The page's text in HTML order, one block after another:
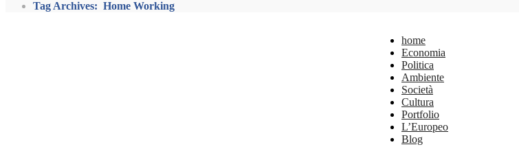
Tag Archives: Home Working
home
Economia
Politica
Ambiente
Società
Cultura
Portfolio
L’Europeo
Blog